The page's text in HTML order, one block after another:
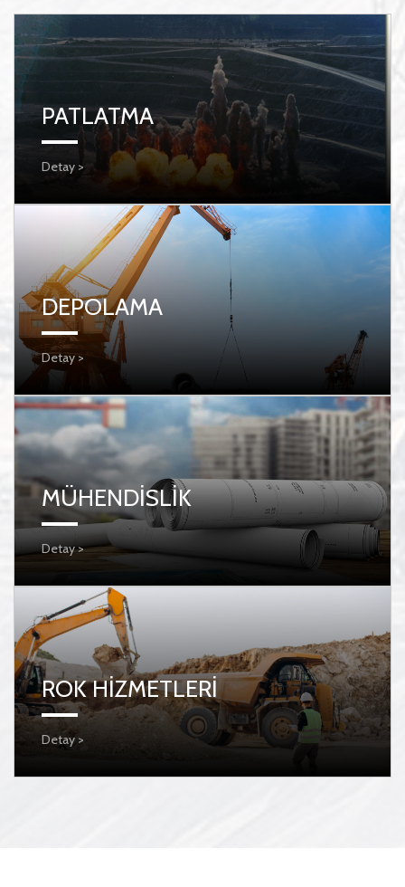
PATLATMA
Detay >
DEPOLAMA
Detay >
MÜHENDİSLİK
Detay >
ROK HİZMETLERİ
Detay >